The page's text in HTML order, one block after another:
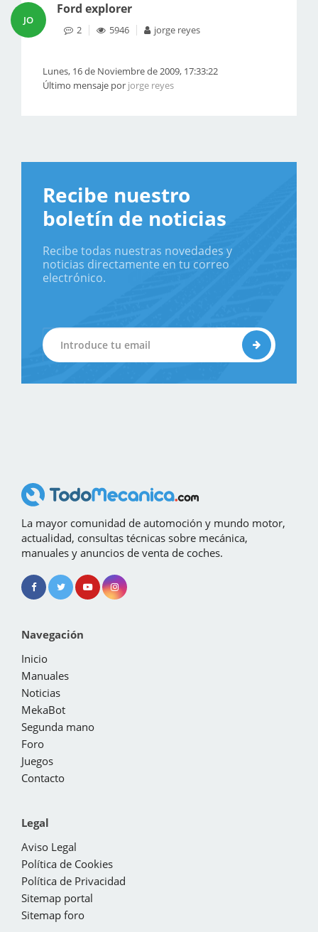
JO
Ford explorer
2 5946 jorge reyes
Lunes, 16 de Noviembre de 2009, 17:33:22
Último mensaje por jorge reyes
Recibe nuestro
boletín de noticias
Recibe todas nuestras novedades y
noticias directamente en tu correo
electrónico.
La mayor comunidad de automoción y mundo motor,
actualidad, consultas técnicas sobre mecánica,
manuales y anuncios de venta de coches.
Navegación
Inicio
Manuales
Noticias
MekaBot
Segunda mano
Foro
Juegos
Contacto
Legal
Aviso Legal
Política de Cookies
Política de Privacidad
Sitemap portal
Sitemap foro